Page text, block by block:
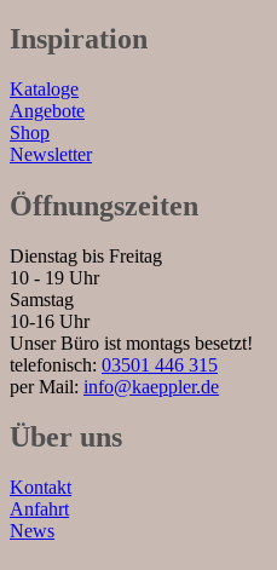
Inspiration
Kataloge
Angebote
Shop
Newsletter
Öffnungszeiten
Dienstag bis Freitag
10 - 19 Uhr
Samstag
10-16 Uhr
Unser Büro ist montags besetzt!
telefonisch: 03501 446 315
per Mail: info@kaeppler.de
Über uns
Kontakt
Anfahrt
News